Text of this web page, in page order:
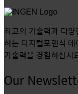
최고의 기술력과 다
하는 디지털포렌식
기술력을 경험하십시
Our